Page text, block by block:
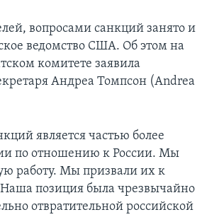
вопросами санкций занято и
ведомство США. Об этом на
комитете заявила
Андреа Томпсон (Andrea
является частью более
по отношению к России. Мы
работу. Мы призвали их к
Наша позиция была чрезвычайно
отвратительной российской